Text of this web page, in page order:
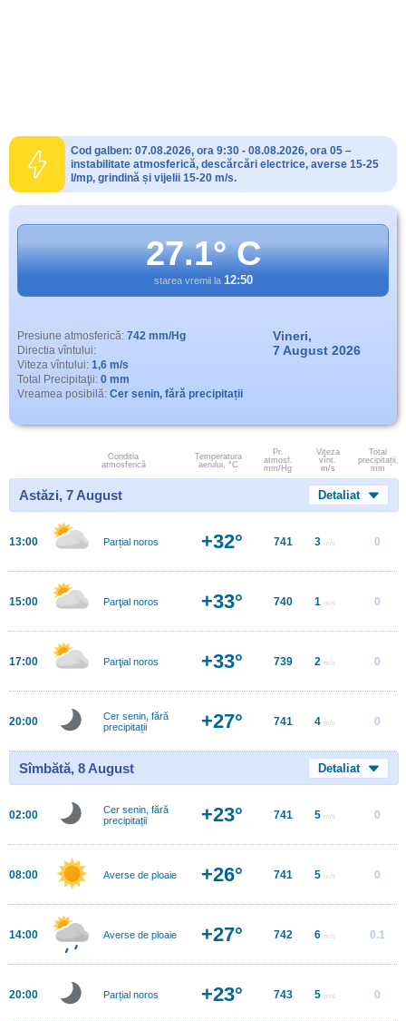
Cod galben: 07.08.2026, ora 9:30 - 08.08.2026, ora 05 –
instabilitate atmosferică, descărcări electrice, averse 15-25
l/mp, grindină și vijelii 15-20 m/s.
27.1° C
starea vremii la 12:50
Presiune atmosferică: 742 mm/Hg
Directia vîntului:
Viteza vîntului: 1,6 m/s
Total Precipitaţii: 0 mm
Vreamea posibilă: Cer senin, fără precipitații
Vineri,
7 August 2026
Conditia
atmosferică
Temperatura
aerului, °C
Pr.
atmosf.
mm/Hg
Viteza
vînt.
m/s
Total
precipitații,
mm
Astăzi, 7 August Detaliat
13:00 Parțial noros +32° 741 3 m/s 0
15:00 Parţial noros +33° 740 1 m/s 0
17:00 Parţial noros +33° 739 2 m/s 0
20:00
Cer senin, fără
precipitații
+27° 741 4 m/s 0
Sîmbătă, 8 August Detaliat
02:00
Cer senin, fără
precipitații
+23° 741 5 m/s 0
08:00 Averse de ploaie +26° 741 5 m/s 0
14:00 Averse de ploaie +27° 742 6 m/s 0.1
20:00 Parțial noros +23° 743 5 m/s 0